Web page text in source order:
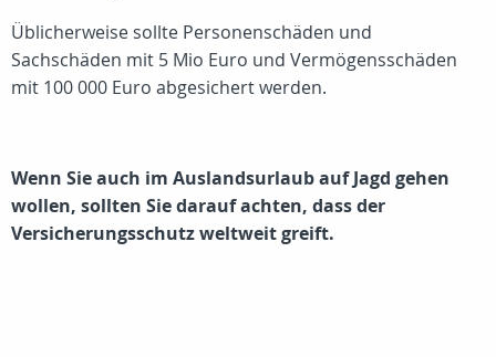
Üblicherweise sollte Personenschäden und
Sachschäden mit 5 Mio Euro und Vermögensschäden
mit 100 000 Euro abgesichert werden.
Wenn Sie auch im Auslandsurlaub auf Jagd gehen
wollen, sollten Sie darauf achten, dass der
Versicherungsschutz weltweit greift.